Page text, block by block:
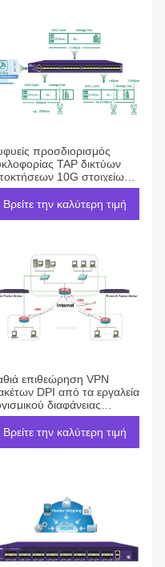
προσδιορισμός
TAP δικτύων
10G στοιχείων
τεμαχισμός στοιχείων
Βρείτε την καλύτερη τιμή
επιθεώρηση VPN
DPI από τα εργαλεία
διαφάνειας
του TAP δικτύων
Βρείτε την καλύτερη τιμή